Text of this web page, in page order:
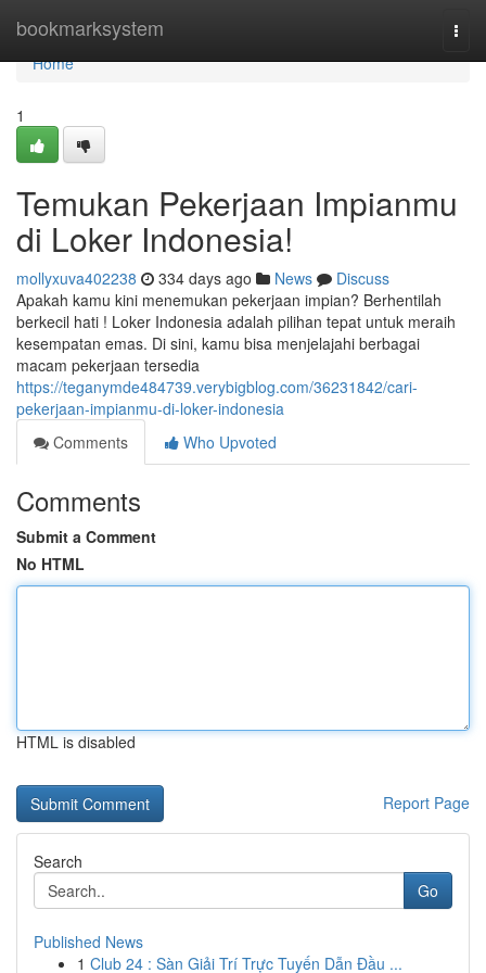
bookmarksystem
Home
Home
1
Temukan Pekerjaan Impianmu
di Loker Indonesia!
mollyxuva402238 334 days ago News
Discuss
Apakah kamu kini menemukan pekerjaan impian? Berhentilah
berkecil hati ! Loker Indonesia adalah pilihan tepat untuk meraih
kesempatan emas. Di sini, kamu bisa menjelajahi berbagai
macam pekerjaan tersedia
https://teganymde484739.verybigblog.com/36231842/cari-
pekerjaan-impianmu-di-loker-indonesia
Comments
Who Upvoted
Comments
Submit a Comment
No HTML
HTML is disabled
Report Page
Search
Go
Published News
1 Club 24 : Sàn Giải Trí Trực Tuyến Dẫn Đầu ...